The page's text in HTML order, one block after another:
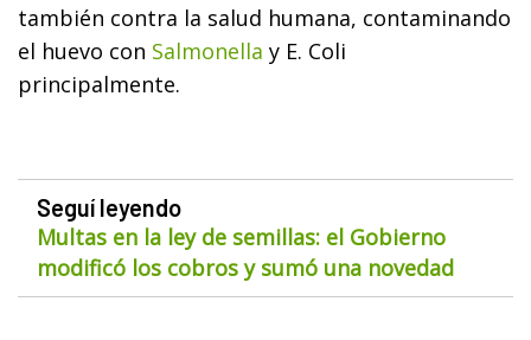
también contra la salud humana, contaminando
el huevo con Salmonella y E. Coli
principalmente.
Seguí leyendo
Multas en la ley de semillas: el Gobierno
modificó los cobros y sumó una novedad